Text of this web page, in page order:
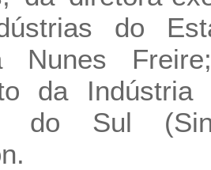
do
Nunes
da
do Sul